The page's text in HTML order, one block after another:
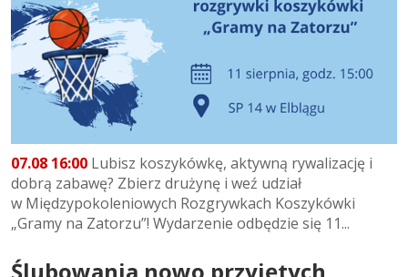
07.08 16:00 Lubisz koszykówkę, aktywną rywalizację i
dobrą zabawę? Zbierz drużynę i weź udział
w Międzypokoleniowych Rozgrywkach Koszykówki
„Gramy na Zatorzu”! Wydarzenie odbędzie się 11...
Ślubowania nowo przyjętych